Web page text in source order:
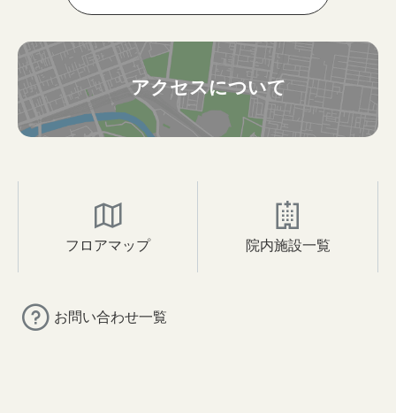
アクセスについて
フロアマップ 院内施設一覧
お問い合わせ一覧